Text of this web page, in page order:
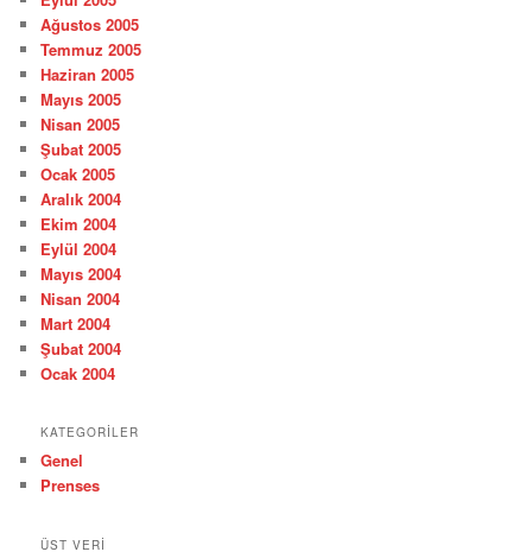
Ağustos 2005
Temmuz 2005
Haziran 2005
Mayıs 2005
Nisan 2005
Şubat 2005
Ocak 2005
Aralık 2004
Ekim 2004
Eylül 2004
Mayıs 2004
Nisan 2004
Mart 2004
Şubat 2004
Ocak 2004
KATEGORILER
Genel
Prenses
ÜST VERI